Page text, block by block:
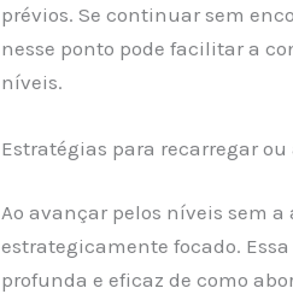
prévios. Se continuar sem
nesse ponto pode facilitar a
níveis.
Estratégias para recarregar
Ao avançar pelos níveis sem
estrategicamente focado.
profunda e eficaz de como